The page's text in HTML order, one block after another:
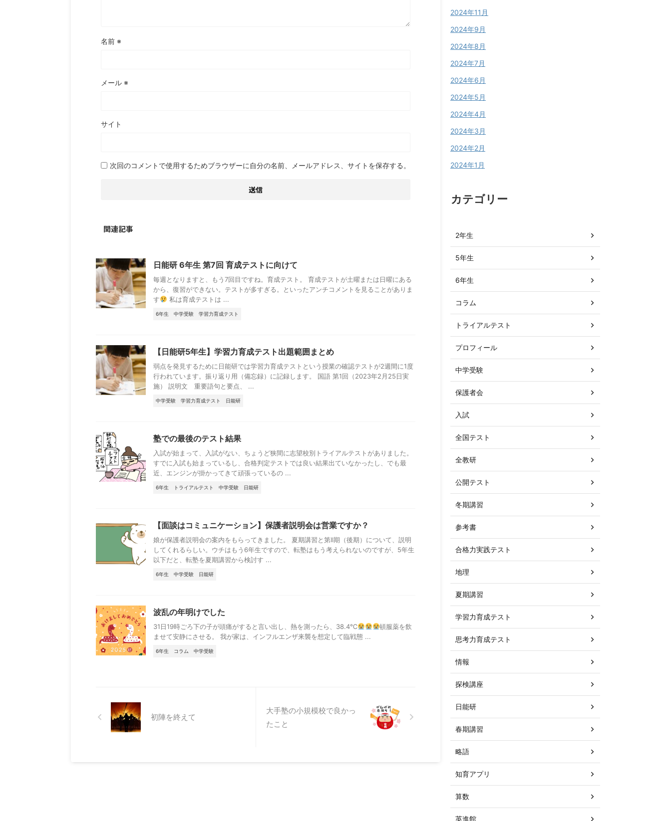
名前 ※
メール ※
サイト
次回のコメントで使用するためブラウザーに自分の名前、メールアドレス、サイトを保存する。
関連記事
日能研 6年生 第7回 育成テストに向けて
毎週となりますと、もう7回目ですね。育成テスト。 育成テストが土曜または日曜にある
から、復習ができない。テストが多すぎる。といったアンチコメントを見ることがありま
す
私は育成テストは ...
6年生 中学受験 学習力育成テスト
【日能研5年生】学習力育成テスト出題範囲まとめ
弱点を発見するために日能研では学習力育成テストという授業の確認テストが2週間に1度
行われています。振り返り用（備忘録）に記録します。 国語 第1回（2023年2月25日実
施） 説明文 重要語句と要点、 ...
中学受験 学習力育成テスト 日能研
塾での最後のテスト結果
入試が始まって、入試がない、ちょうど狭間に志望校別トライアルテストがありました。
すでに入試も始まっているし、合格判定テストでは良い結果出ていなかったし、でも最
近、エンジンが掛かってきて頑張っているの ...
6年生 トライアルテスト 中学受験 日能研
【面談はコミュニケーション】保護者説明会は営業ですか？
娘が保護者説明会の案内をもらってきました。 夏期講習と第II期（後期）について、説明
してくれるらしい。ウチはもう6年生ですので、転塾はもう考えられないのですが、5年生
以下だと、転塾を夏期講習から検討す ...
6年生 中学受験 日能研
波乱の年明けでした
31日19時ごろ下の子が頭痛がすると言い出し、熱を測ったら、38.4℃
頓服薬を飲
ませて安静にさせる。 我が家は、インフルエンザ来襲を想定して臨戦態 ...
6年生 コラム 中学受験
初陣を終えて
大手塾の小規模校で良かっ
たこと
2024年11月
2024年9月
2024年8月
2024年7月
2024年6月
2024年5月
2024年4月
2024年3月
2024年2月
2024年1月
カテゴリー
2年生
5年生
6年生
コラム
トライアルテスト
プロフィール
中学受験
保護者会
入試
全国テスト
全教研
公開テスト
冬期講習
参考書
合格力実践テスト
地理
夏期講習
学習力育成テスト
思考力育成テスト
情報
探検講座
日能研
春期講習
略語
知育アプリ
算数
英進館